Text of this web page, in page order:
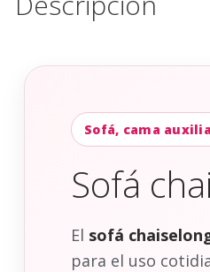
Sofá, cama
Sofá
El sofá
para el uso